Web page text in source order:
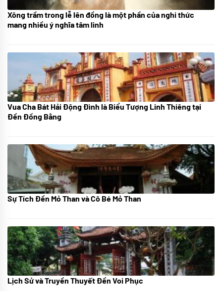
21/07/2024
Xông trầm trong lễ lên đồng là một phần của nghi thức
mang nhiều ý nghĩa tâm linh
08/07/2024
Vua Cha Bát Hải Động Đình là Biểu Tượng Linh Thiêng tại
Đền Đồng Bằng
08/07/2024
Sự Tích Đền Mỏ Than và Cô Bé Mỏ Than
07/07/2024
Lịch Sử và Truyền Thuyết Đền Voi Phục